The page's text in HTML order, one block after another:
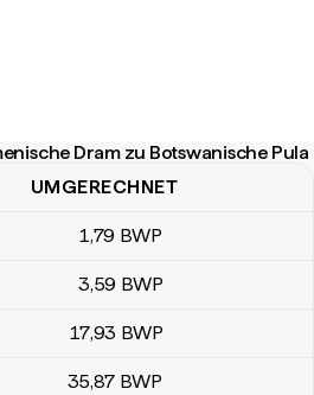
Dram zu Botswanische Pula
Dram zu Botswanische Pula
UMGERECHNET
1,79 BWP
3,59 BWP
17,93 BWP
35,87 BWP